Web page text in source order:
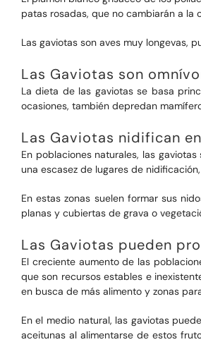
patas rosadas, que no cambiarán a la
Las gaviotas son aves muy longevas,
Las Gaviotas son
La dieta de las gaviotas se basa
ocasiones, también depredan
Las Gaviotas nidifican
En poblaciones naturales, las
una escasez de lugares de
En estas zonas suelen formar sus
planas y cubiertas de grava o
Las Gaviotas pueden
El creciente aumento de las
que son recursos estables e
en busca de más alimento y zonas
En el medio natural, las gaviotas
aceitunas al alimentarse de estos